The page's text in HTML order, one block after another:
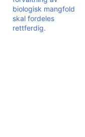
biologisk mangfold
skal fordeles
rettferdig.